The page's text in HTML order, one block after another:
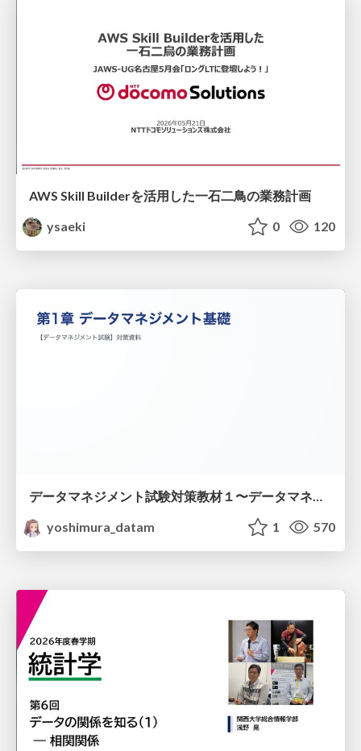
AWS Skill Builderを活用した一石二鳥の業務計画
ysaeki
0 120
yoshimura_datam
1 570